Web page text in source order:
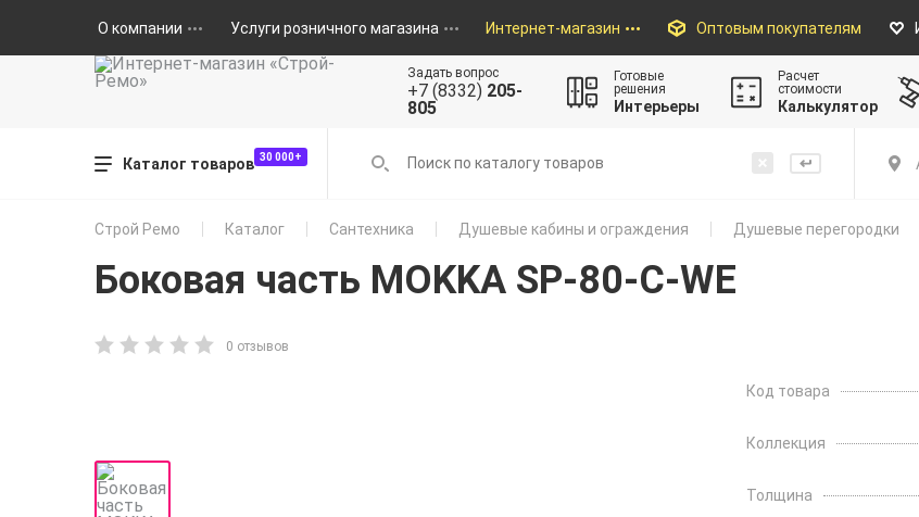
О компании Услуги розничного магазина Интернет-магазин Оптовым покупателям
Задать вопрос
+7 (8332) 205-
805
Готовые
решения
Интерьеры
Расчет
стоимости
Калькулятор
Каталог товаров 30 000+
Строй Ремо Каталог Сантехника Душевые кабины и ограждения Душевые перегородки
Боковая часть MOKKA SP-80-C-WE
0 отзывов
Код товара
Коллекция
Толщина